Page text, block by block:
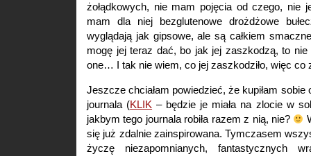
żołądkowych, nie mam pojęcia od czego, nie
mam dla niej bezglutenowe drożdżowe
wyglądają jak gipsowe, ale są całkiem
mogę jej teraz dać, bo jak jej zaszkodzą, to nie
one… I tak nie wiem, co jej zaszkodziło, więc
Jeszcze chciałam powiedzieć, że kupiłam
journala (KLIK – będzie je miała na zlocie w
jakbym tego journala robiła razem z nią, nie?
się już zdalnie zainspirowana. Tymczasem
życzę niezapomnianych, fantastycznych